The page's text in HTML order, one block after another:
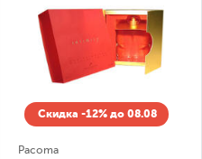
Скидка -12% до 08.08
Pacoma